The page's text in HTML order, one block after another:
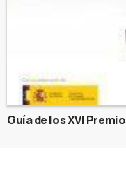
Guía de los XVI